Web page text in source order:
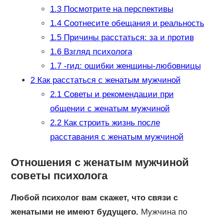
1.3Посмотрите на перспективы
1.4Соотнесите обещания и реальность
1.5Причины расстаться: за и против
1.6Взгляд психолога
1.7-гид: ошибки женщины-любовницы
2Как расстаться с женатым мужчиной
2.1Советы и рекомендации при
общении с женатым мужчиной
2.2Как строить жизнь после
расставания с женатым мужчиной
Отношения с женатым мужчиной
советы психолога
Любой психолог вам скажет, что связи с
женатыми не имеют будущего. Мужчина по